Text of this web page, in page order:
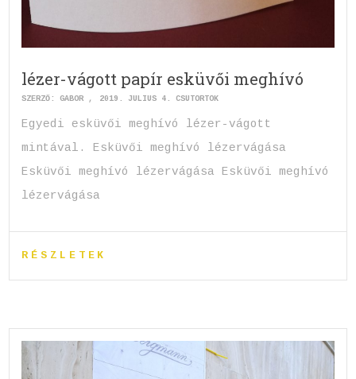
lézer-vágott papír esküvői meghívó
SZERZŐ:GABOR 2019. JÚLIUS 4. CSÜTÖRTÖK
Egyedi esküvői meghívó lézer-vágott
mintával. Esküvői meghívó lézervágása
Esküvői meghívó lézervágása Esküvői meghívó
lézervágása
RÉSZLETEK